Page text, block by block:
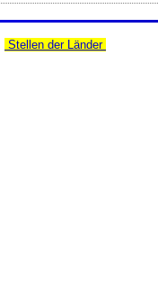
Stellen der Länder